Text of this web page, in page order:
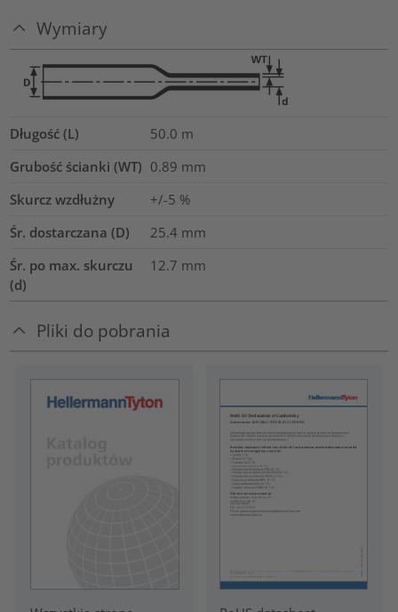
Wymiary
Długość (L) 50.0 m
Grubość ścianki (WT) 0.89 mm
Skurcz wzdłużny
+/-5 %
Śr. dostarczana (D)
25.4 mm
Śr. po max. skurczu
(d)
12.7 mm
Pliki do pobrania